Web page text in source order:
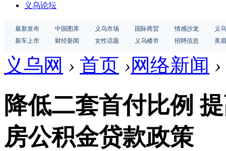
义乌论坛
最新发布 中国图库 义乌市场 国际商贸 情感沙龙
义
新车上市
财经新闻 女性话题 义乌楼市 招聘信息 美
义乌网 › 首页 ›网络新闻 ›
降低二套首付比例
房公积金贷款政策